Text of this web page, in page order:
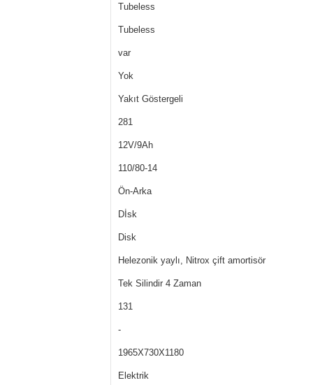
Tubeless
Tubeless
var
Yok
Yakıt Göstergeli
281
12V/9Ah
110/80-14
Ön-Arka
Dİsk
Disk
Helezonik yaylı, Nitrox çift amortisör
Tek Silindir 4 Zaman
131
-
1965X730X1180
Elektrik